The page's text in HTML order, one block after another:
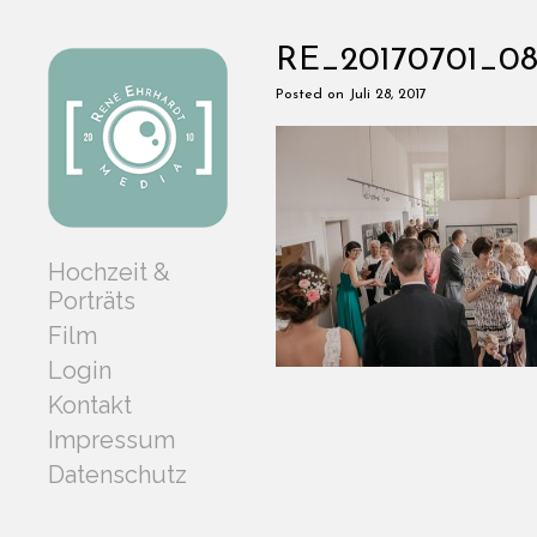
Hochzeit &
Porträts
Film
Login
Kontakt
Impressum
Datenschutz
Posted on Juli 28, 2017